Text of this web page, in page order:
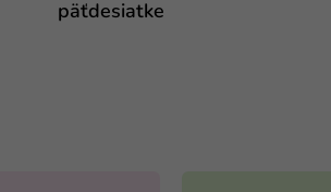
päťdesiatke